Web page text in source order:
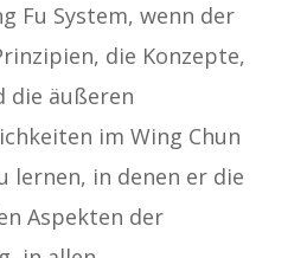
Fu System, wenn der
die Konzepte,
die äußeren
im Wing Chun
lernen, in denen er die
Aspekten der